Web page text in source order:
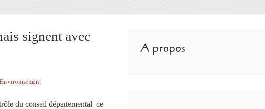
signent avec
du conseil départemental de
A propos